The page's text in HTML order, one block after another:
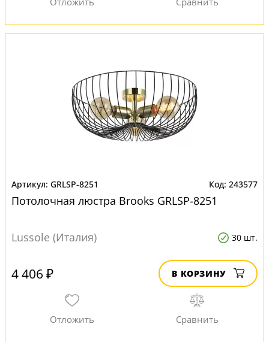
GRLSP-8251 243577
Потолочная люстра Brooks GRLSP-8251
Lussole (Италия) 30 шт.
4 406 ₽ В КОРЗИНУ